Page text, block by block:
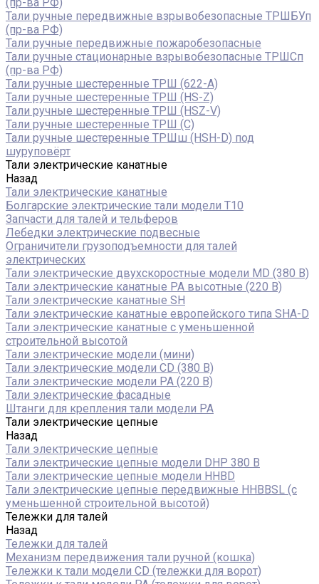
Тали ручные передвижные взрывобезопасные ТРШБУп
(пр-ва РФ)
Тали ручные передвижные пожаробезопасные
Тали ручные стационарные взрывобезопасные ТРШСп
(пр-ва РФ)
Тали ручные шестеренные ТРШ (622-A)
Тали ручные шестеренные ТРШ (HS-Z)
Тали ручные шестеренные ТРШ (HSZ-V)
Тали ручные шестеренные ТРШ (С)
Тали ручные шестеренные ТРШш (HSH-D) под
шуруповёрт
Тали электрические канатные
Назад
Тали электрические канатные
Болгарские электрические тали модели T10
Запчасти для талей и тельферов
Лебедки электрические подвесные
Ограничители грузоподъемности для талей
электрических
Тали электрические двухскоростные модели MD (380 В)
Тали электрические канатные PA высотные (220 В)
Тали электрические канатные SH
Тали электрические канатные европейского типа SHA-D
Тали электрические канатные с уменьшенной
строительной высотой
Тали электрические модели (мини)
Тали электрические модели CD (380 В)
Тали электрические модели РА (220 В)
Тали электрические фасадные
Штанги для крепления тали модели РА
Тали электрические цепные
Назад
Тали электрические цепные
Тали электрические цепные модели DHP 380 В
Тали электрические цепные модели HHBD
Тали электрические цепные передвижные HHBBSL (с
уменьшенной строительной высотой)
Тележки для талей
Назад
Тележки для талей
Механизм передвижения тали ручной (кошка)
Тележки к тали модели CD (тележки для ворот)